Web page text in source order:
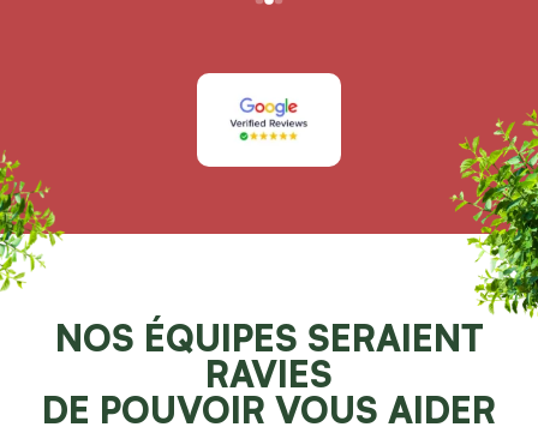
NOS ÉQUIPES SERAIENT
RAVIES
DE POUVOIR VOUS AIDER